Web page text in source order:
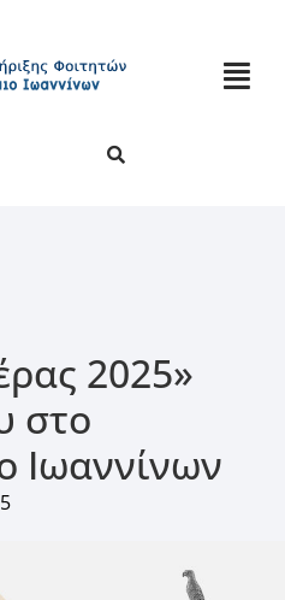
2025»
στο
Ιωαννίνων